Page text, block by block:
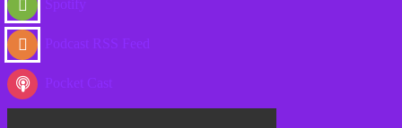
Spotify
Podcast RSS Feed
Pocket Cast